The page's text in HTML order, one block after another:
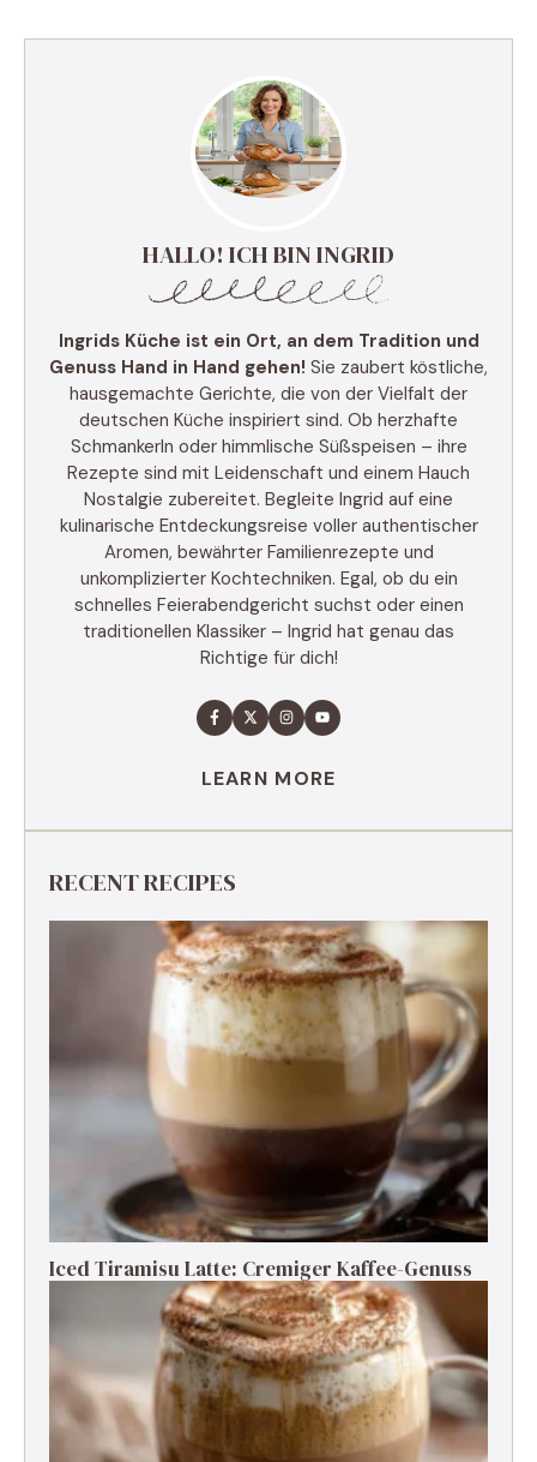
HALLO! ICH BIN INGRID
Ingrids Küche ist ein Ort, an dem Tradition und
Genuss Hand in Hand gehen! Sie zaubert köstliche,
hausgemachte Gerichte, die von der Vielfalt der
deutschen Küche inspiriert sind. Ob herzhafte
Schmankerln oder himmlische Süßspeisen – ihre
Rezepte sind mit Leidenschaft und einem Hauch
Nostalgie zubereitet. Begleite Ingrid auf eine
kulinarische Entdeckungsreise voller authentischer
Aromen, bewährter Familienrezepte und
unkomplizierter Kochtechniken. Egal, ob du ein
schnelles Feierabendgericht suchst oder einen
traditionellen Klassiker – Ingrid hat genau das
Richtige für dich!
LEARN MORE
RECENT RECIPES
Iced Tiramisu Latte: Cremiger Kaffee-Genuss